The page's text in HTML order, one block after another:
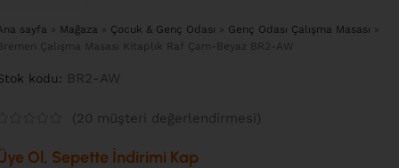
sayfa » Mağaza » Çocuk & Genç Odası » Genç Odası Çalışma Masası »
Çalışma Masası Kitaplık Raf Çam-Beyaz BR2-AW
kodu: BR2-AW
(20 müşteri değerlendirmesi)
Ol, Sepette İndirimi Kap